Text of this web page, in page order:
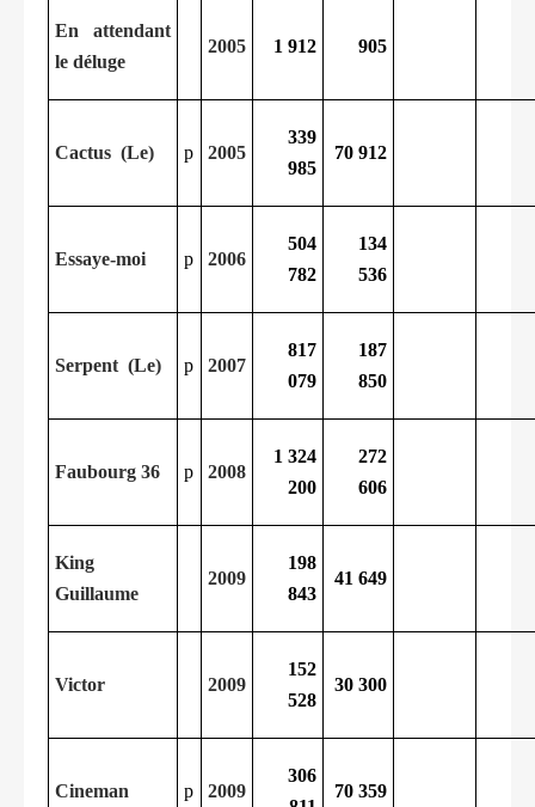
En attendant
le déluge
2005 1 912 905
Cactus (Le) p 2005
339
985
70 912
Essaye-moi p 2006
504
782
134
536
Serpent (Le) p 2007
817
079
187
850
Faubourg 36 p 2008
1 324
200
272
606
King
Guillaume
2009
198
843
41 649
Victor 2009
152
528
30 300
Cineman p 2009
306
70 359